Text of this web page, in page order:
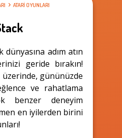
ATARI OYUNLARI
adım atın
geride bırakın!
üzerinde, gününüzde
ve rahatlama
benzer deneyim
en iyilerden birini